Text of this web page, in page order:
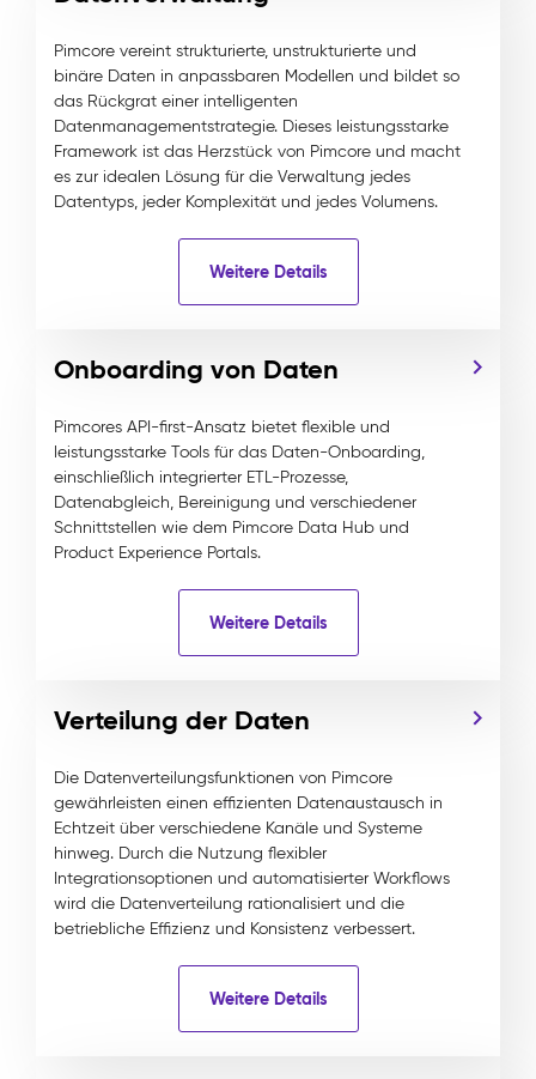
Pimcore vereint strukturierte, unstrukturierte und
binäre Daten in anpassbaren Modellen und bildet so
das Rückgrat einer intelligenten
Datenmanagementstrategie. Dieses leistungsstarke
Framework ist das Herzstück von Pimcore und macht
es zur idealen Lösung für die Verwaltung jedes
Datentyps, jeder Komplexität und jedes Volumens.
Weitere Details
Onboarding von Daten
Pimcores API-first-Ansatz bietet flexible und
leistungsstarke Tools für das Daten-Onboarding,
einschließlich integrierter ETL-Prozesse,
Datenabgleich, Bereinigung und verschiedener
Schnittstellen wie dem Pimcore Data Hub und
Product Experience Portals.
Weitere Details
Verteilung der Daten
Die Datenverteilungsfunktionen von Pimcore
gewährleisten einen effizienten Datenaustausch in
Echtzeit über verschiedene Kanäle und Systeme
hinweg. Durch die Nutzung flexibler
Integrationsoptionen und automatisierter Workflows
wird die Datenverteilung rationalisiert und die
betriebliche Effizienz und Konsistenz verbessert.
Weitere Details